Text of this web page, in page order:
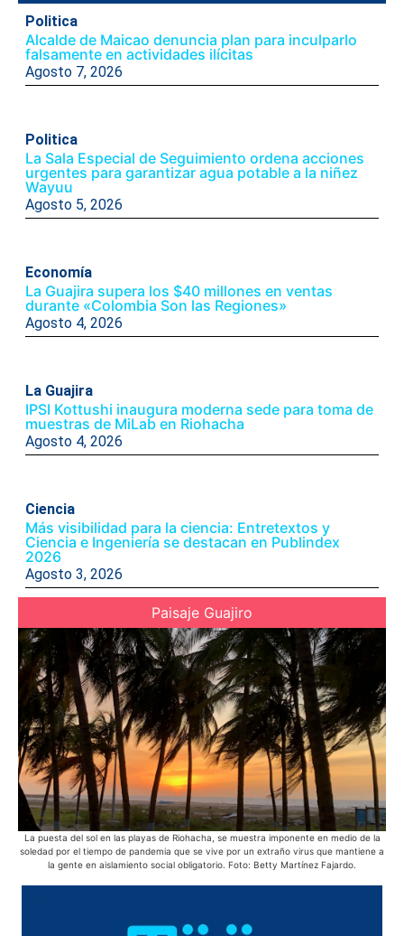
Politica
Alcalde de Maicao denuncia plan para inculparlo
falsamente en actividades ilícitas
Agosto 7, 2026
Politica
La Sala Especial de Seguimiento ordena acciones
urgentes para garantizar agua potable a la niñez
Wayuu
Agosto 5, 2026
Economía
La Guajira supera los $40 millones en ventas
durante «Colombia Son las Regiones»
Agosto 4, 2026
La Guajira
IPSI Kottushi inaugura moderna sede para toma de
muestras de MiLab en Riohacha
Agosto 4, 2026
Ciencia
Más visibilidad para la ciencia: Entretextos y
Ciencia e Ingeniería se destacan en Publindex
2026
Agosto 3, 2026
Paisaje Guajiro
La puesta del sol en las playas de Riohacha, se muestra imponente en medio de la
soledad por el tiempo de pandemia que se vive por un extraño virus que mantiene a
la gente en aislamiento social obligatorio. Foto: Betty Martínez Fajardo.